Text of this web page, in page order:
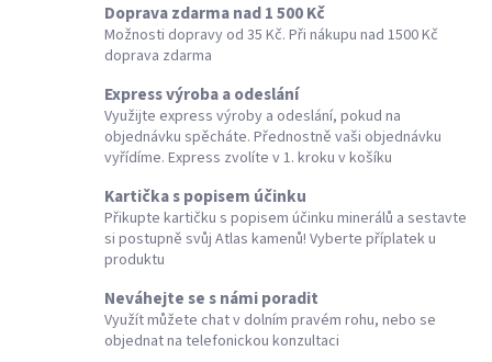
Doprava zdarma nad 1 500 Kč
Možnosti dopravy od 35 Kč. Při nákupu nad 1500 Kč
doprava zdarma
Express výroba a odeslání
Využijte express výroby a odeslání, pokud na
objednávku spěcháte. Přednostně vaši objednávku
vyřídíme. Express zvolíte v 1. kroku v košíku
Kartička s popisem účinku
Přikupte kartičku s popisem účinku minerálů a sestavte
si postupně svůj Atlas kamenů! Vyberte příplatek u
produktu
Neváhejte se s námi poradit
Využít můžete chat v dolním pravém rohu, nebo se
objednat na telefonickou konzultaci